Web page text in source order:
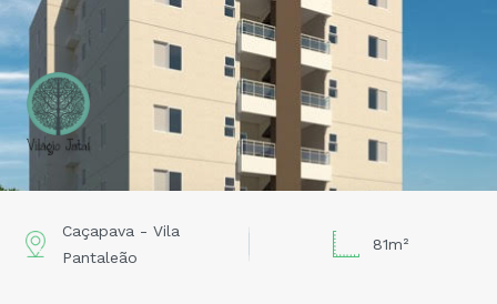
Caçapava - Vila
Pantaleão
81m²